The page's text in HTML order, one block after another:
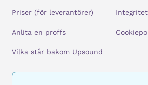
Priser (för leverantörer)
Anlita en proffs
Vilka står bakom Upsound